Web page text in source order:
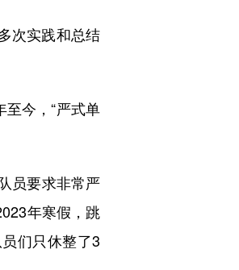
次实践和总结
今，“严式单
员要求非常严
年寒假，跳
们只休整了3